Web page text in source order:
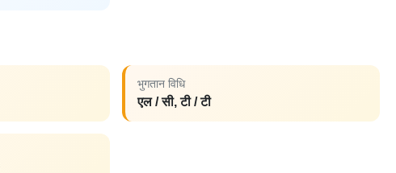
भुगतान विधि
एल / सी, टी / टी